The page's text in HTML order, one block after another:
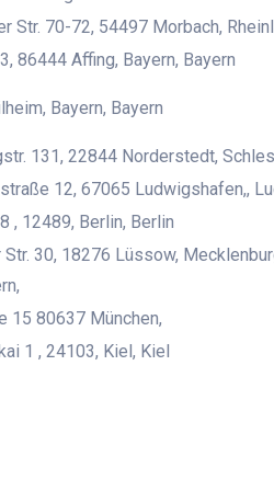
Str. 70-72, 54497 Morbach,
86444 Affing, Bayern, Bayern
Bayern, Bayern
131, 22844 Norderstedt,
12, 67065 Ludwigshafen,,
, 12489, Berlin, Berlin
Str. 30, 18276 Lüssow,
15 80637 München,
1 , 24103, Kiel, Kiel